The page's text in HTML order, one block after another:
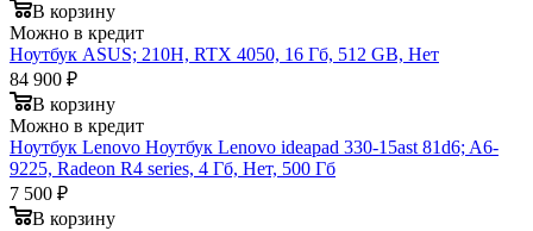
В корзину
Можно в кредит
Ноутбук ASUS; 210H, RTX 4050, 16 Гб, 512 GB, Нет
84 900 ₽
В корзину
Можно в кредит
Ноутбук Lenovo Ноутбук Lenovo ideapad 330-15ast 81d6; A6-
9225, Radeon R4 series, 4 Гб, Нет, 500 Гб
7 500 ₽
В корзину